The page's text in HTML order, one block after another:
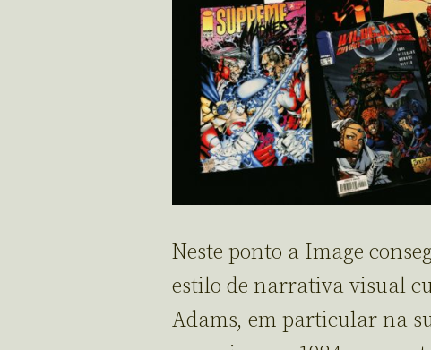
Neste ponto a Image
estilo de narrativa visual
Adams, em particular na